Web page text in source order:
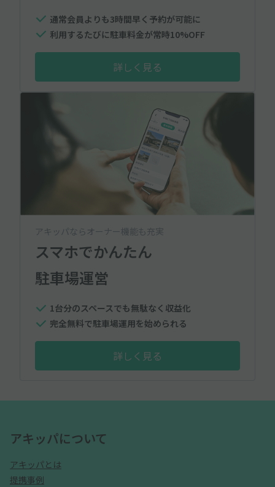
通常会員よりも3時間早く予約が可能に
利用するたびに駐車料金が常時10%OFF
詳しく見る
アキッパならオーナー機能も充実
スマホでかんたん
駐車場運営
1台分のスペースでも無駄なく収益化
完全無料で駐車場運用を始められる
詳しく見る
アキッパについて
アキッパとは
提携事例